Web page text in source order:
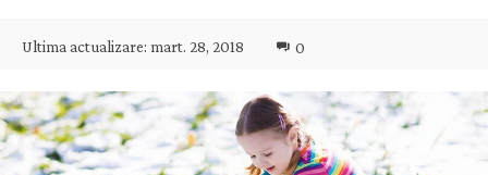
Ultima actualizare: mart. 28, 2018 0